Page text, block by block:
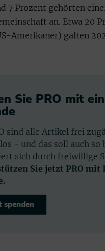
7 Prozent gehörten
an. Etwa 20
Amerikaner) galten
Sie PRO mit
sind alle Artikel frei
- und das soll auch so
sich durch freiwillige
Sie jetzt PRO mit
spenden